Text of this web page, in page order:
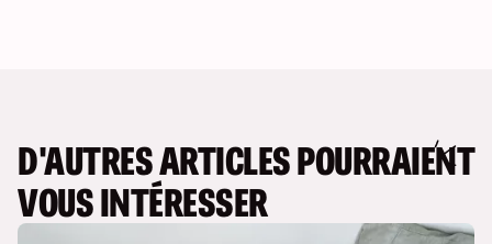
D'AUTRES ARTICLES POURRAIENT
VOUS INTÉRESSER